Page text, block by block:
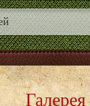
Галерея